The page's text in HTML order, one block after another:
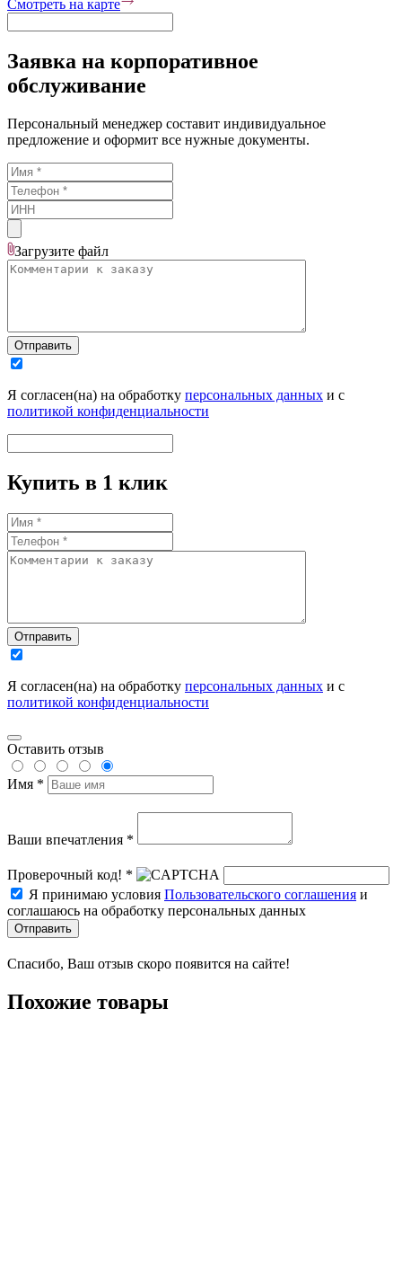
Смотреть на карте
Заявка на корпоративное
обслуживание
Персональный менеджер составит индивидуальное
предложение и оформит все нужные документы.
Загрузите файл
Отправить
Я согласен(на) на обработку персональных данных и с
политикой конфиденциальности
Купить в 1 клик
Отправить
Я согласен(на) на обработку персональных данных и с
политикой конфиденциальности
Оставить отзыв
Имя *
Ваши впечатления *
Проверочный код! *
Я принимаю условия Пользовательского соглашения и
соглашаюсь на обработку персональных данных
Отправить
Спасибо, Ваш отзыв скоро появится на сайте!
Похожие товары